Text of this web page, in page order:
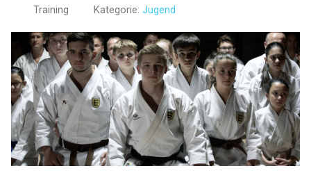
Training Kategorie:Jugend